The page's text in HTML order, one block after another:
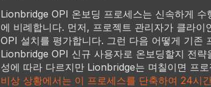
Lionbridge OPI 온보딩 프로세스는 신속하게 수
에 비례합니다. 먼저, 프로젝트 관리자가 클라이
OPI 설치를 평가합니다. 그런 다음 어떻게 기존
Lionbridge OPI 신규 사용자로 온보딩할지 전략
성에 따라 다르지만 Lionbridge는 며칠이면 프
비상 상황에서는 이 프로세스를 단축하여 24시